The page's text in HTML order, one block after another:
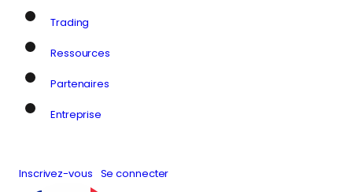
Trading
Ressources
Partenaires
Entreprise
Inscrivez-vous Se connecter